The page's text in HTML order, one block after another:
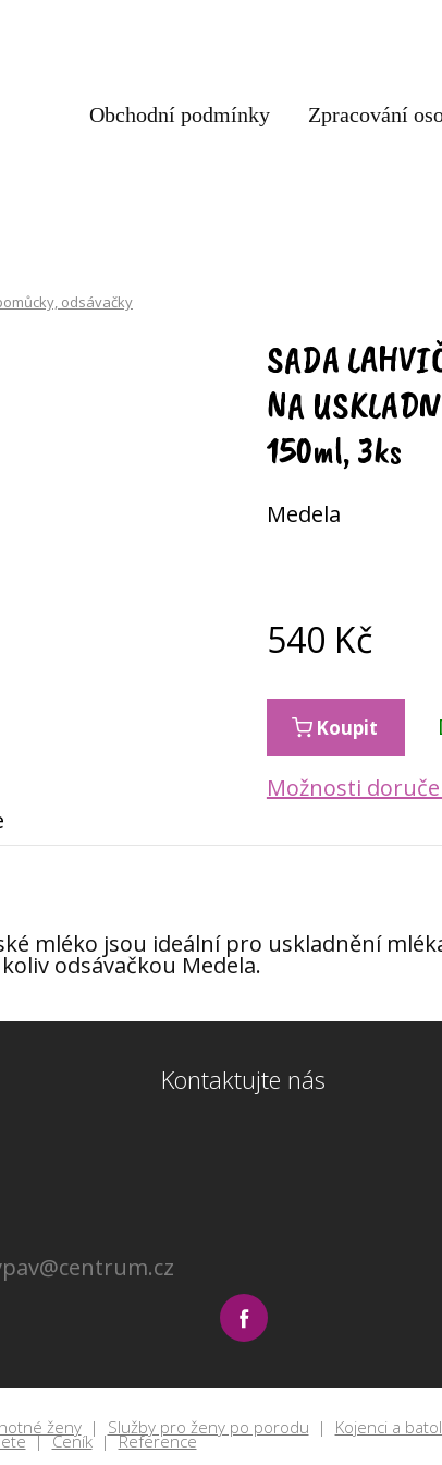
Obchodní podmínky Zpracování
odsávačky
SADA
NA
150ml, 3ks
Medela
540 Kč
Koupit
Možnosti
mléko jsou ideální pro uskladnění
odsávačkou Medela.
Kontaktujte nás
ženy Služby pro ženy po porodu Kojenci a
Ceník Reference